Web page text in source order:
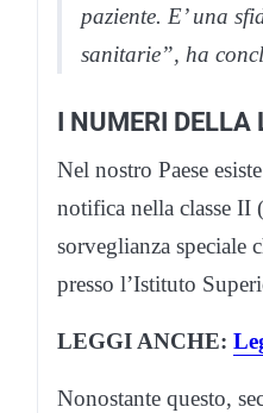
paziente. E’ una
sanitarie”, ha
I NUMERI
Nel nostro Paese
notifica nella classe
sorveglianza speciale
presso l’Istituto
LEGGI ANCHE:
Nonostante questo,